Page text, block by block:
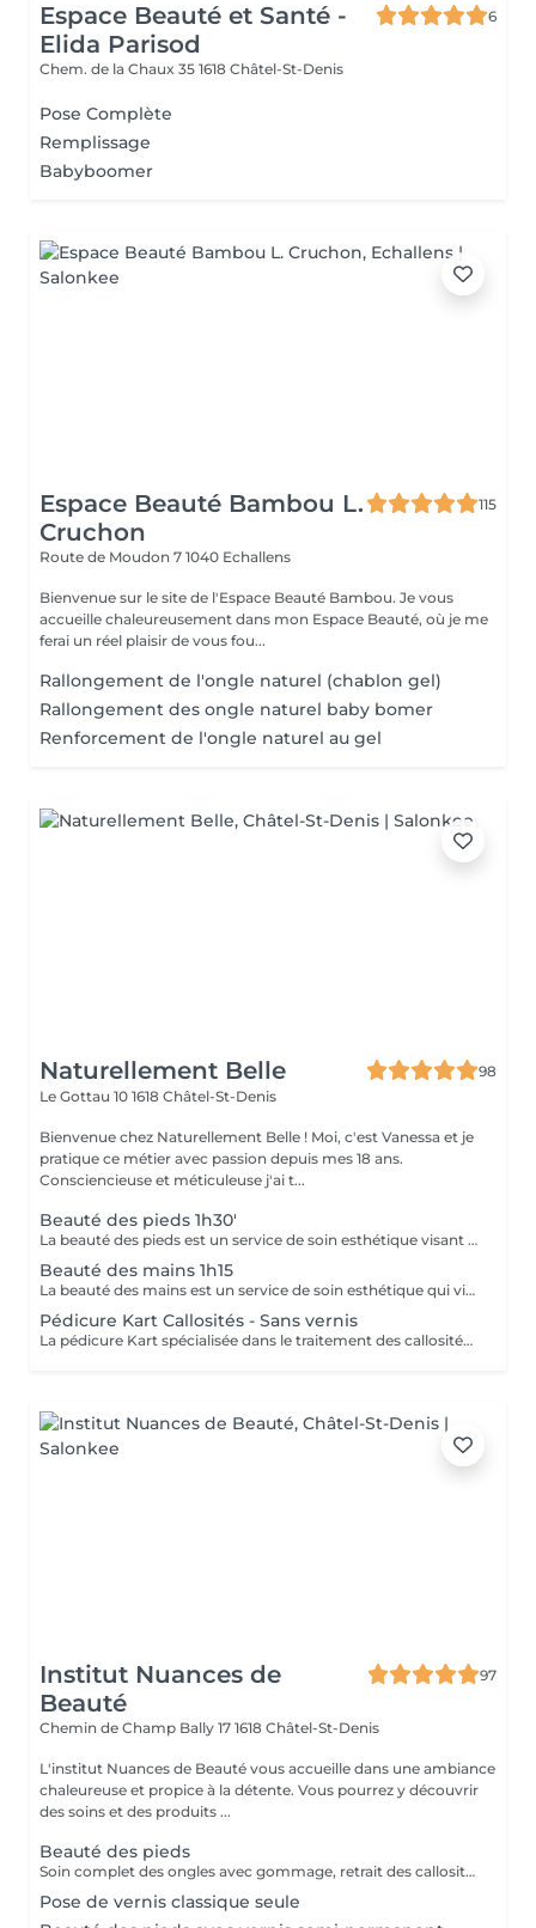
Espace Beauté et Santé -
Elida Parisod
6
Chem. de la Chaux 35 1618 Châtel-St-Denis
Pose Complète
Remplissage
Babyboomer
Espace Beauté Bambou L.
Cruchon
115
Route de Moudon 7 1040 Echallens
Bienvenue sur le site de l'Espace Beauté Bambou. Je vous
accueille chaleureusement dans mon Espace Beauté, où je me
ferai un réel plaisir de vous fou...
Rallongement de l'ongle naturel (chablon gel)
Rallongement des ongle naturel baby bomer
Renforcement de l'ongle naturel au gel
Naturellement Belle
98
Le Gottau 10 1618 Châtel-St-Denis
Bienvenue chez Naturellement Belle ! Moi, c'est Vanessa et je
pratique ce métier avec passion depuis mes 18 ans.
Consciencieuse et méticuleuse j'ai t...
Beauté des pieds 1h30'
La beauté des pieds est un service de soin esthétique visant à prendre soin et à embellir les pieds. Voici généralement ce qui est inclus dans ce service : 1.Trempage : Les pieds sont souvent trempés dans un bain chaud pour ramollir la peau et les cuticules, ainsi que pour détendre les muscles fatigués. 2.Gommage : Un gommage est appliqué sur les pieds pour éliminer les cellules mortes de la peau et adoucir les callosités, laissant ainsi les pieds plus doux et plus lisses. 3.Limage des ongles : Les ongles sont taillés et lissés pour obtenir la forme désirée. Les cuticules peuvent également être repoussées et nettoyées pour un aspect soigné. 4.Soin des cuticules : Les cuticules sont nourries et hydratées pour les assouplir et les maintenir en bonne santé. 5.Massage : Les pieds et les mollets sont souvent massés pour détendre les muscles et améliorer la circulation sanguine. Des lotions ou des huiles hydratantes sont utilisées pour hydrater la peau. 6.Pose de vernis (en option) : Si désiré, un vernis à ongles peut être appliqué pour ajouter de la couleur et de la brillance aux ongles. Ce service offre un moment de détente et de soin pour les pieds, tout en contribuant à leur santé et à leur esthétique.
Beauté des mains 1h15
La beauté des mains est un service de soin esthétique qui vise à prendre soin et à embellir les mains. 1.Nettoyage : Les mains sont nettoyées pour éliminer toute trace de saleté et de résidus. 2.Trempage : Les mains sont souvent trempées dans un bain chaud pour ramollir la peau et les cuticules, ainsi que pour détendre les muscles. 3.Gommage : Un gommage est appliqué sur les mains pour éliminer les cellules mortes de la peau et adoucir la surface, laissant ainsi les mains plus douces et plus lisses. 4.Limage des ongles : Les ongles sont taillés et lissés pour obtenir la forme désirée. Les cuticules peuvent également être repoussées et nettoyées pour un aspect soigné. 5.Soin des cuticules : Les cuticules sont nourries et hydratées pour les assouplir et les maintenir en bonne santé. 6.Massage : Les mains et les avant-bras sont souvent massés pour détendre les muscles et améliorer la circulation sanguine. Des lotions ou des huiles hydratantes sont utilisées pour hydrater la peau. 7.Pose de vernis (en option) : Si désiré, un vernis à ongles peut être appliqué pour ajouter de la couleur et de la brillance aux ongles. Ce service offre un moment de détente et de soin pour les mains, tout en contribuant à leur santé et à leur esthétique.
Pédicure Kart Callosités - Sans vernis
La pédicure Kart spécialisée dans le traitement des callosités est conçue pour traiter efficacement et en douceur les zones épaissies de la peau des pieds. Voici ce qui est généralement inclus dans ce type de pédicure : 1.Trempage : Les pieds sont trempés dans un bain chaud pour ramollir la peau, ce qui facilite le traitement des callosités. 2.Exfoliation : Un gommage spécifique est appliqué sur les zones épaissies de la peau pour aider à éliminer les cellules mortes et à adoucir les callosités. 3.Traitement des callosités : Les callosités sont soigneusement traitées à l'aide d'outils spécialisés, tels que des limes ou des râpes, pour éliminer en douceur les zones de peau épaissie. 4.Limage des ongles : Les ongles sont taillés et lissés pour obtenir la forme désirée. Les cuticules peuvent également être repoussées et nettoyées. 5.Soin des cuticules : Les cuticules sont nourries et hydratées pour les assouplir et les maintenir en bonne santé. 6.Massage : Les pieds et les mollets sont massés pour détendre les muscles et améliorer la circulation sanguine.
Institut Nuances de
Beauté
97
Chemin de Champ Bally 17 1618 Châtel-St-Denis
L'institut Nuances de Beauté vous accueille dans une ambiance
chaleureuse et propice à la détente. Vous pourrez y découvrir
des soins et des produits ...
Beauté des pieds
Soin complet des ongles avec gommage, retrait des callosités et massage.
Pose de vernis classique seule